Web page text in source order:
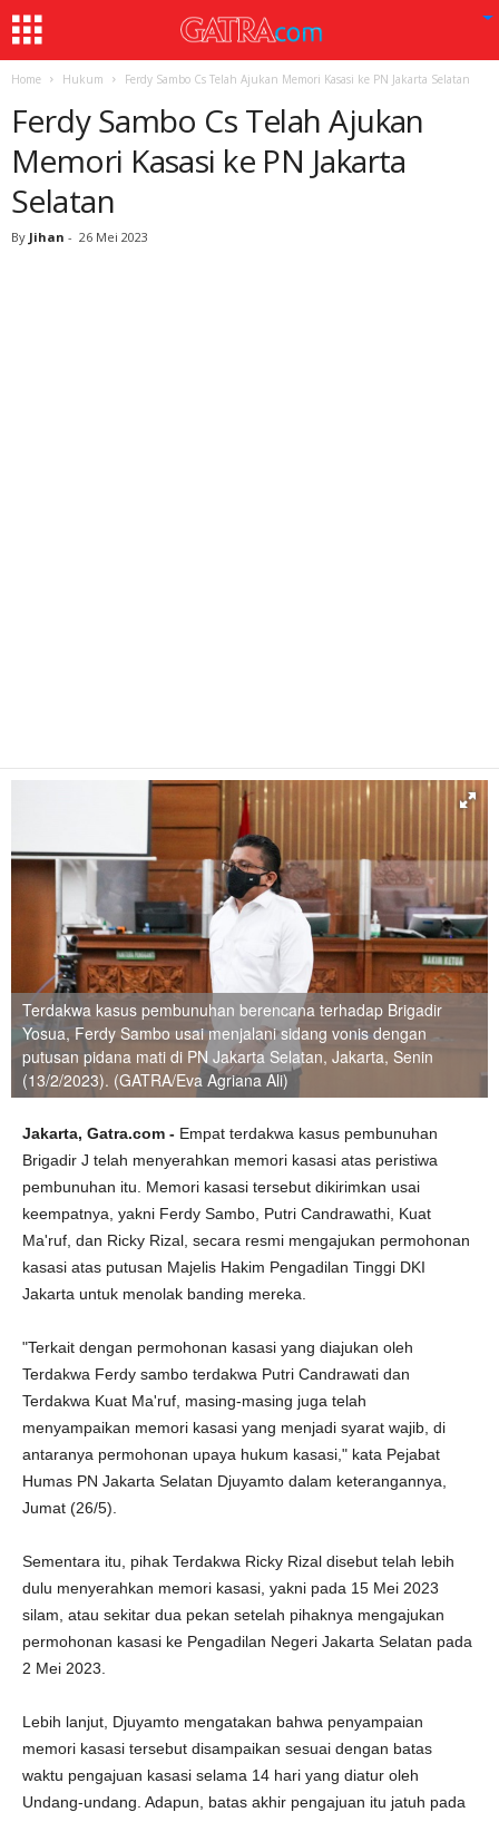
Home Hukum Ferdy Sambo Cs Telah Ajukan Memori Kasasi ke PN Jakarta Selatan
Ferdy Sambo Cs Telah Ajukan
Memori Kasasi ke PN Jakarta
Selatan
By Jihan - 26 Mei 2023
Terdakwa kasus pembunuhan berencana terhadap Brigadir
Yosua, Ferdy Sambo usai menjalani sidang vonis dengan
putusan pidana mati di PN Jakarta Selatan, Jakarta, Senin
(13/2/2023). (GATRA/Eva Agriana Ali)
Jakarta, Gatra.com - Empat terdakwa kasus pembunuhan
Brigadir J telah menyerahkan memori kasasi atas peristiwa
pembunuhan itu. Memori kasasi tersebut dikirimkan usai
keempatnya, yakni Ferdy Sambo, Putri Candrawathi, Kuat
Ma'ruf, dan Ricky Rizal, secara resmi mengajukan permohonan
kasasi atas putusan Majelis Hakim Pengadilan Tinggi DKI
Jakarta untuk menolak banding mereka.
"Terkait dengan permohonan kasasi yang diajukan oleh
Terdakwa Ferdy sambo terdakwa Putri Candrawati dan
Terdakwa Kuat Ma'ruf, masing-masing juga telah
menyampaikan memori kasasi yang menjadi syarat wajib, di
antaranya permohonan upaya hukum kasasi," kata Pejabat
Humas PN Jakarta Selatan Djuyamto dalam keterangannya,
Jumat (26/5).
Sementara itu, pihak Terdakwa Ricky Rizal disebut telah lebih
dulu menyerahkan memori kasasi, yakni pada 15 Mei 2023
silam, atau sekitar dua pekan setelah pihaknya mengajukan
permohonan kasasi ke Pengadilan Negeri Jakarta Selatan pada
2 Mei 2023.
Lebih lanjut, Djuyamto mengatakan bahwa penyampaian
memori kasasi tersebut disampaikan sesuai dengan batas
waktu pengajuan kasasi selama 14 hari yang diatur oleh
Undang-undang. Adapun, batas akhir pengajuan itu jatuh pada